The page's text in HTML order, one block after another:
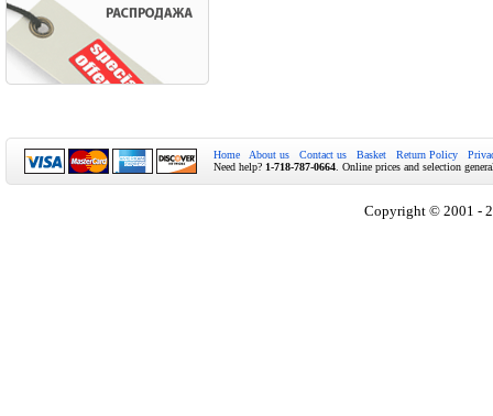
Home About us Contact us Basket Return Policy
Need help? 1-718-787-0664 . Online prices and selection
Copyright © 2001 -